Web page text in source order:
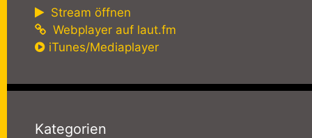
Stream öffnen
Webplayer auf laut.fm
iTunes/Mediaplayer
Kategorien